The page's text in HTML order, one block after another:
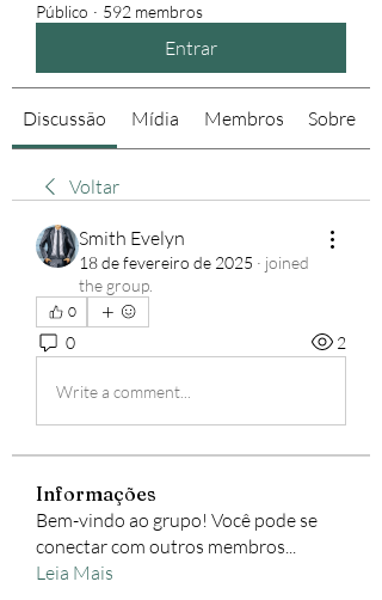
Público · 592 membros
Entrar
Discussão Mídia Membros Sobre
Voltar
Smith Evelyn
18 de fevereiro de 2025 · joined
the group.
0
0 2
Write a comment...
Informações
Bem-vindo ao grupo! Você pode se
conectar com outros membros...
Leia Mais